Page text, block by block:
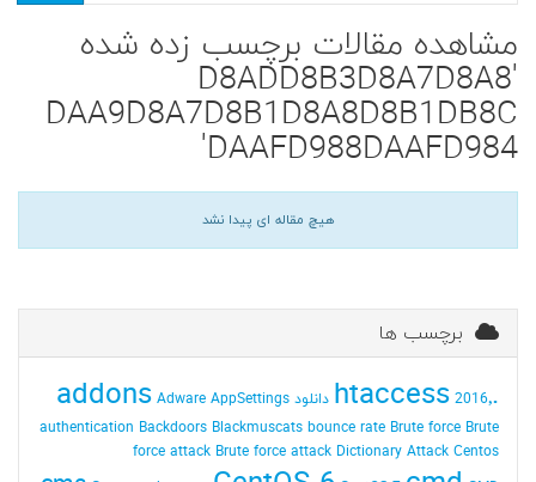
مشاهده مقالات برچسب زده شده
'D8ADD8B3D8A7D8A8
DAA9D8A7D8B1D8A8D8B1DB8C
DAAFD988DAAFD984'
هیچ مقاله ای پیدا نشد
برچسب ها
.htaccess2016٬ دانلود addons Adware AppSettings
authentication Backdoors Blackmuscats bounce rate Brute force Brute
force attack Brute force attack Dictionary Attack Centos